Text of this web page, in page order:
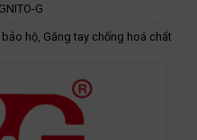
G
bảo hộ, Găng tay chống hoá chất